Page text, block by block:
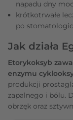
napadu dny
krótkotrwałe
po
Jak działa
Etorykoksyb
enzymu
produkcji
zapalnego i bólu.
obrzęk oraz